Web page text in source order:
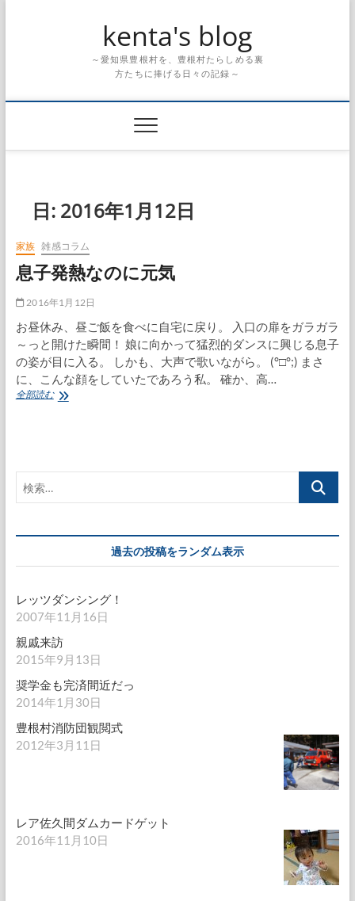
kenta's blog
～愛知県豊根村を、豊根村たらしめる裏
方たちに捧げる日々の記録～
日: 2016年1月12日
家族 雑感コラム
息子発熱なのに元気
2016年1月12日
お昼休み、昼ご飯を食べに自宅に戻り。 入口の扉をガラガラ
～っと開けた瞬間！ 娘に向かって猛烈的ダンスに興じる息子
の姿が目に入る。 しかも、大声で歌いながら。 (°□°;) まさ
に、こんな顔をしていたであろう私。 確か、高…
全部読む息
元
索…
過去の投稿をランダム表示
レッツダンシング！
2007年11月16日
親戚来訪
2015年9月13日
奨学金も完済間近だっ
2014年1月30日
豊根村消防団観閲式
2012年3月11日
レア佐久間ダムカードゲット
2016年11月10日